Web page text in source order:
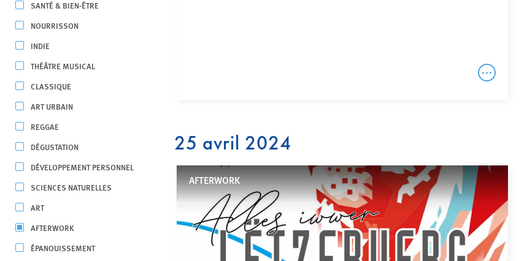
SANTÉ & BIEN-ÊTRE
NOURRISSON
INDIE
THÉÂTRE MUSICAL
CLASSIQUE
ART URBAIN
REGGAE
DÉGUSTATION
DÉVELOPPEMENT PERSONNEL
SCIENCES NATURELLES
ART
AFTERWORK
ÉPANOUISSEMENT
25 avril 2024
AFTERWORK